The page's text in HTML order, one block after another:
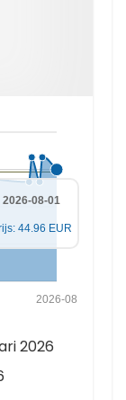
2026-08
2026-08-01
44.96 EUR
2026